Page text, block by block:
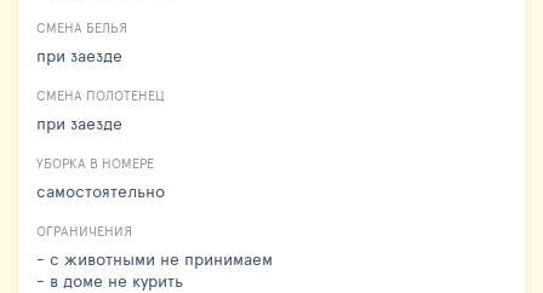
СМЕНА БЕЛЬЯ
при заезде
СМЕНА ПОЛОТЕНЕЦ
при заезде
УБОРКА В НОМЕРЕ
самостоятельно
ОГРАНИЧЕНИЯ
- с животными не принимаем
- в доме не курить